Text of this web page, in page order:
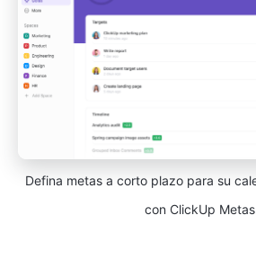
Defina metas a corto plazo para su
con ClickUp